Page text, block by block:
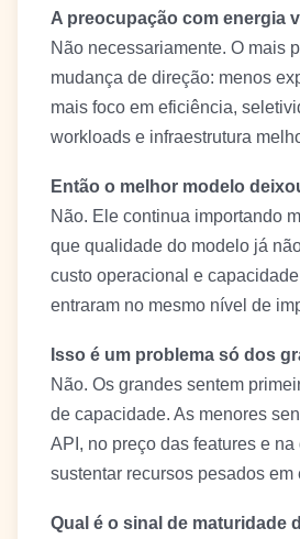
A preocupação com energia
Não necessariamente. O mais
mudança de direção: menos
mais foco em eficiência,
workloads e infraestrutura
Então o melhor modelo
Não. Ele continua importando
que qualidade do modelo já
custo operacional e
entraram no mesmo nível de
Isso é um problema só dos
Não. Os grandes sentem
de capacidade. As menores
API, no preço das features e
sustentar recursos pesados em
Qual é o sinal de maturidade